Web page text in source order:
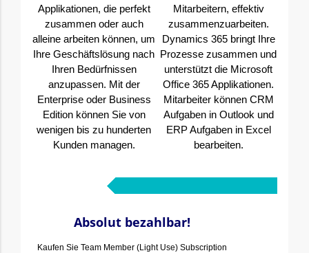
Applikationen, die perfekt
zusammen oder auch
alleine arbeiten können, um
Ihre Geschäftslösung nach
Ihren Bedürfnissen
anzupassen. Mit der
Enterprise oder Business
Edition können Sie von
wenigen bis zu hunderten
Kunden managen.
Mitarbeitern, effektiv
zusammenzuarbeiten.
Dynamics 365 bringt Ihre
Prozesse zusammen und
unterstützt die Microsoft
Office 365 Applikationen.
Mitarbeiter können CRM
Aufgaben in Outlook und
ERP Aufgaben in Excel
bearbeiten.
Absolut bezahlbar!
Kaufen Sie Team Member (Light Use) Subscription